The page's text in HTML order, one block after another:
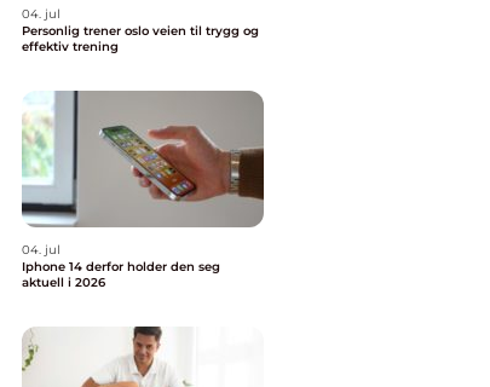
04. jul
Personlig trener oslo veien til trygg og
effektiv trening
04. jul
Iphone 14 derfor holder den seg
aktuell i 2026